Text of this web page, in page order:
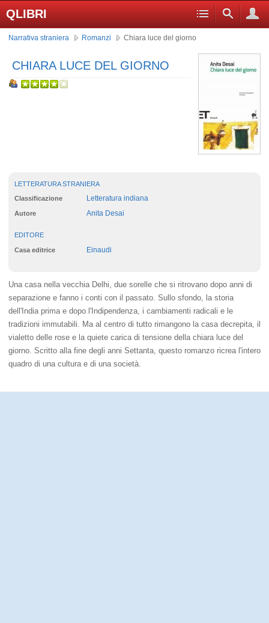
QLIBRI
Narrativa straniera Romanzi Chiara luce del giorno
CHIARA LUCE DEL GIORNO
LETTERATURA STRANIERA
Classificazione Letteratura indiana
Autore Anita Desai
EDITORE
Casa editrice Einaudi
Una casa nella vecchia Delhi, due sorelle che si ritrovano dopo anni di
separazione e fanno i conti con il passato. Sullo sfondo, la storia
dell'India prima e dopo l'Indipendenza, i cambiamenti radicali e le
tradizioni immutabili. Ma al centro di tutto rimangono la casa decrepita, il
vialetto delle rose e la quiete carica di tensione della chiara luce del
giorno. Scritto alla fine degli anni Settanta, questo romanzo ricrea l'intero
quadro di una cultura e di una società.